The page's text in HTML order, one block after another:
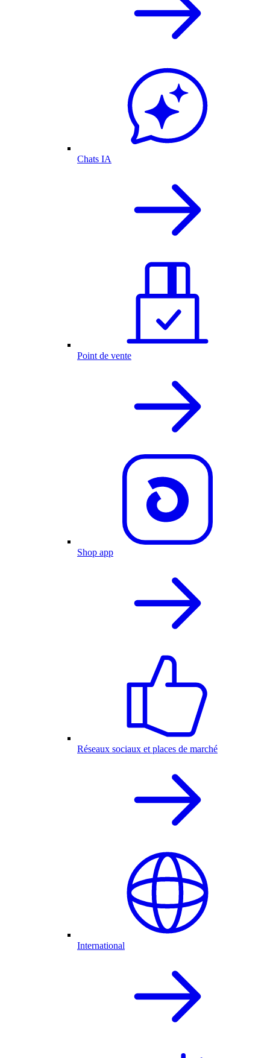
Chats IA
Point de vente
Shop app
Réseaux sociaux et places de marché
International